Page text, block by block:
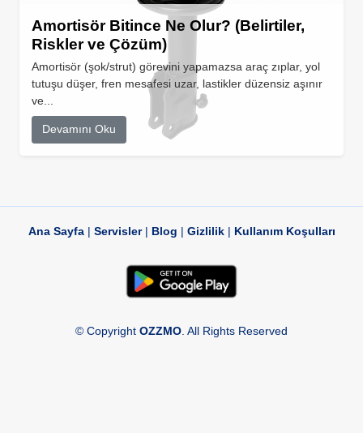
Amortisör Bitince Ne Olur? (Belirtiler,
Riskler ve Çözüm)
Amortisör (şok/strut) görevini yapamazsa araç zıplar, yol
tutuşu düşer, fren mesafesi uzar, lastikler düzensiz aşınır
ve...
Devamını Oku
Ana Sayfa| Servisler| Blog | Gizlilik| Kullanım Koşulları
© Copyright OZZMO . All Rights Reserved